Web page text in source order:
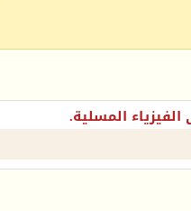
المسلية.